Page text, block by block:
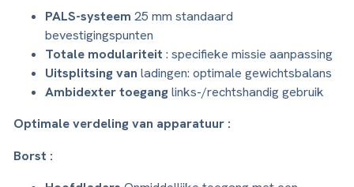
PALS-systeem 25 mm standaard
bevestigingspunten
Totale modulariteit : specifieke missie aanpassing
Uitsplitsing vanladingen: optimale gewichtsbalans
Ambidexter toeganglinks-/rechtshandig gebruik
Optimale verdeling van apparatuur :
Borst :